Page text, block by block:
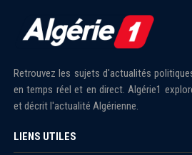
Retrouvez les sujets d'actualités
en temps réel et en direct. Algérie1
et décrit l'actualité Algérienne.
LIENS UTILES